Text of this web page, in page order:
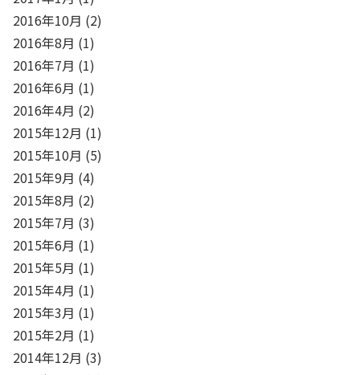
2016年10月 (2)
2016年8月 (1)
2016年7月 (1)
2016年6月 (1)
2016年4月 (2)
2015年12月 (1)
2015年10月 (5)
2015年9月 (4)
2015年8月 (2)
2015年7月 (3)
2015年6月 (1)
2015年5月 (1)
2015年4月 (1)
2015年3月 (1)
2015年2月 (1)
2014年12月 (3)